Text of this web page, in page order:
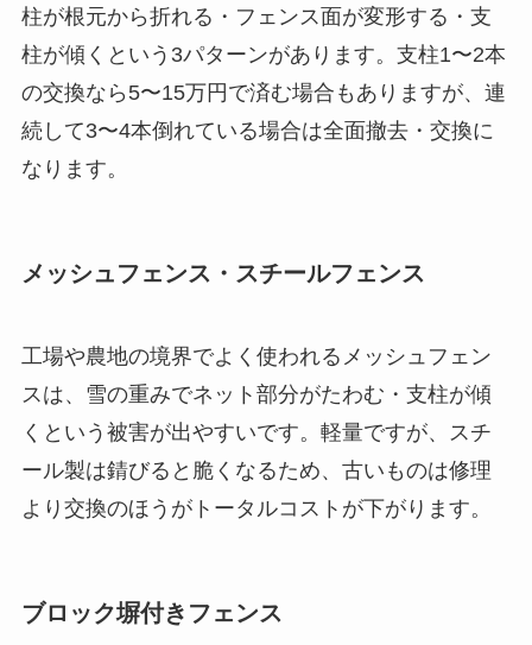
柱が根元から折れる・フェンス面が変形する・支
柱が傾くという3パターンがあります。支柱1〜2本
の交換なら5〜15万円で済む場合もありますが、連
続して3〜4本倒れている場合は全面撤去・交換に
なります。
メッシュフェンス・スチールフェンス
工場や農地の境界でよく使われるメッシュフェン
スは、雪の重みでネット部分がたわむ・支柱が傾
くという被害が出やすいです。軽量ですが、スチ
ール製は錆びると脆くなるため、古いものは修理
より交換のほうがトータルコストが下がります。
ブロック塀付きフェンス